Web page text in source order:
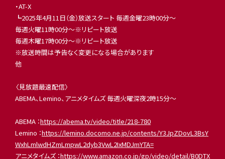
・AT-X
┗2025年4月11日（金）放送スタート 毎週金曜23時00分〜
毎週火曜11時00分〜※リピート放送
毎週木曜17時00分〜※リピート放送
※放送時間は予告なく変更になる場合があります
他
〈見放題最速配信〉
ABEMA、Lemino、アニメタイムズ 毎週火曜深夜2時15分〜
ABEMA ：https://abema.tv/video/title/218-780
Lemino ：https://lemino.docomo.ne.jp/contents/Y3JpZDovL3BsY
WxhLmlwdHZmLmpwL2dyb3VwL2IxMDJmYTA=
アニメタイムズ ：https://www.amazon.co.jp/gp/video/detail/B0DTX